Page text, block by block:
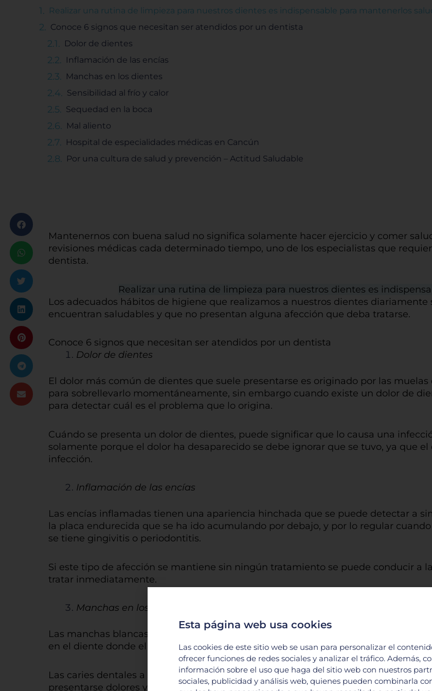
Realizar una rutina de limpieza para nuestros dientes es indispensable para mantenerlos
Conoce 6 signos que necesitan ser atendidos por un dentista
Dolor de dientes
Inflamación de las encías
Manchas en los dientes
Sensibilidad al frío y calor
Sequedad en la boca
Mal aliento
Hospital de especialidades médicas en Cancún
Por una cultura de salud y prevención – Actitud Saludable
Mantenernos con buena salud no significa solamente hacer ejercicio y comer
revisiones médicas cada determinado tiempo, uno de los especialistas que
dentista.
Realizar una rutina de limpieza para nuestros dientes es
Los adecuados hábitos de higiene que realizamos a nuestros dientes
encuentran saludables y que no presentan alguna afección que deba tratarse.
Conoce 6 signos que necesitan ser atendidos por un dentista
Dolor de dientes
El dolor más común de dientes que suele presentarse es originado por las
para sobrellevarlo momentáneamente, sin embargo cuando existe un dolor de
para detectar cuál es el problema que lo origina.
Cuándo se presenta un dolor de dientes, puede significar que lo causa una
solamente porque el dolor ha desaparecido se debe ignorar que se tuvo, ya que
infección.
Inflamación de las encías
Las encías inflamadas tienen una apariencia hinchada que se puede detectar a
la placa endurecida que se ha ido acumulando por debajo, y por lo regular
se tiene gingivitis o periodontitis.
Si este tipo de afección se mantiene sin ningún tratamiento se puede conducir a
tratar inmediatamente.
Manchas en los dientes
Las manchas blancas que aparecen en los dientes suelen ser el primer signo de
en el diente donde el esmalte comienza a disolverse como consecuencia del
Las caries dentales a menudo pueden ocurrir sin síntomas al inicio, pero
presentarse dolores y los famosos huecos negros característicos de este
Esta página web usa cookies
Las cookies de este sitio web se usan para personalizar el
ofrecer funciones de redes sociales y analizar el tráfico. Además,
información sobre el uso que haga del sitio web con nuestros
sociales, publicidad y análisis web, quienes pueden combinarla